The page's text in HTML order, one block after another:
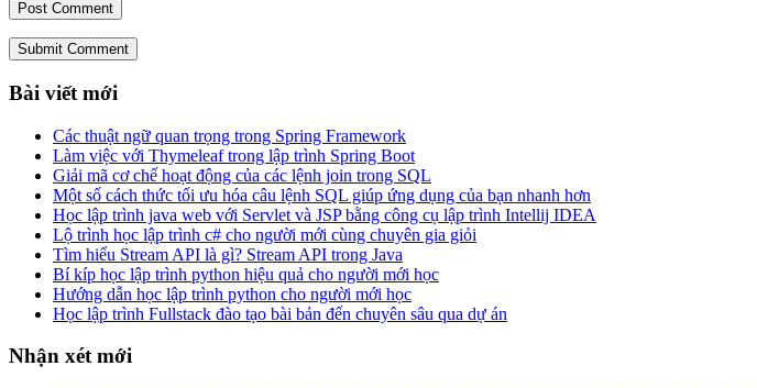
Submit Comment
Bài viết mới
Các thuật ngữ quan trọng trong Spring Framework
Làm việc với Thymeleaf trong lập trình Spring Boot
Giải mã cơ chế hoạt động của các lệnh join trong SQL
Một số cách thức tối ưu hóa câu lệnh SQL giúp ứng dụng của bạn nhanh hơn
Học lập trình java web với Servlet và JSP bằng công cụ lập trình Intellij IDEA
Lộ trình học lập trình c# cho người mới cùng chuyên gia giỏi
Tìm hiểu Stream API là gì? Stream API trong Java
Bí kíp học lập trình python hiệu quả cho người mới học
Hướng dẫn học lập trình python cho người mới học
Học lập trình Fullstack đào tạo bài bản đến chuyên sâu qua dự án
Nhận xét mới